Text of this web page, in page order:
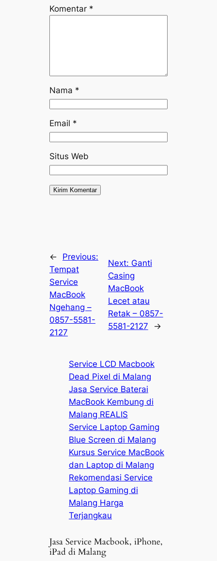
Komentar *
Nama *
Email *
Situs Web
←
Previous:
Tempat
Service
MacBook
Ngehang –
0857-5581-
2127
Next: Ganti
Casing
MacBook
Lecet atau
Retak – 0857-
5581-2127
→
Service LCD Macbook
Dead Pixel di Malang
Jasa Service Baterai
MacBook Kembung di
Malang REALIS
Service Laptop Gaming
Blue Screen di Malang
Kursus Service MacBook
dan Laptop di Malang
Rekomendasi Service
Laptop Gaming di
Malang Harga
Terjangkau
Jasa Service Macbook, iPhone,
iPad di Malang